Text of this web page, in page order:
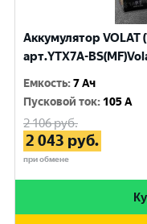
Аккумулятор VOLAT
арт.YTX7A-
Емкость:7 Ач
Пусковой ток: 105 A
2 106руб.
2 043 руб.
при обмене